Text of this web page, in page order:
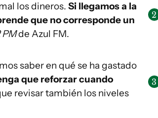
los dineros. Si llegamos a la
que no corresponde un
PMde Azul FM.
saber en qué se ha gastado
que reforzar cuando
revisar también los niveles